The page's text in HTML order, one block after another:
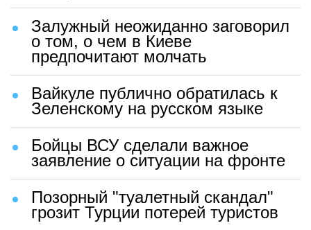
Залужный неожиданно заговорил
о том, о чем в Киеве
предпочитают молчать
Вайкуле публично обратилась к
Зеленскому на русском языке
Бойцы ВСУ сделали важное
заявление о ситуации на фронте
Позорный "туалетный скандал"
грозит Турции потерей туристов